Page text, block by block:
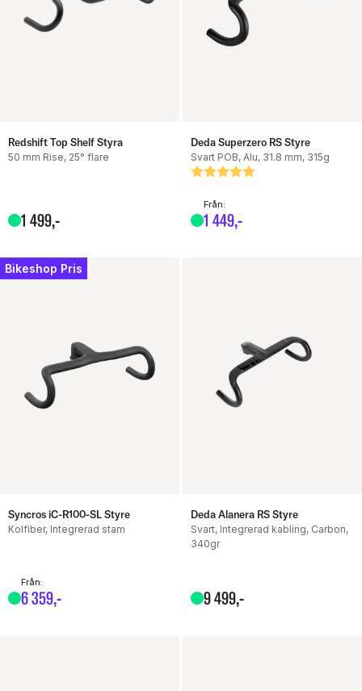
Redshift Top Shelf Styra
50 mm Rise, 25° flare
1 499,-
Deda Superzero RS Styre
Svart POB, Alu, 31.8 mm, 315g
Betyg:
5.0 utav 5 stjärnor
1 449,-
Från:
Bikeshop Pris
Syncros iC-R100-SL Styre
Kolfiber, Integrerad stam
6359,-
Från:
Deda Alanera RS Styre
Svart, Integrerad kabling, Carbon,
340gr
9499,-